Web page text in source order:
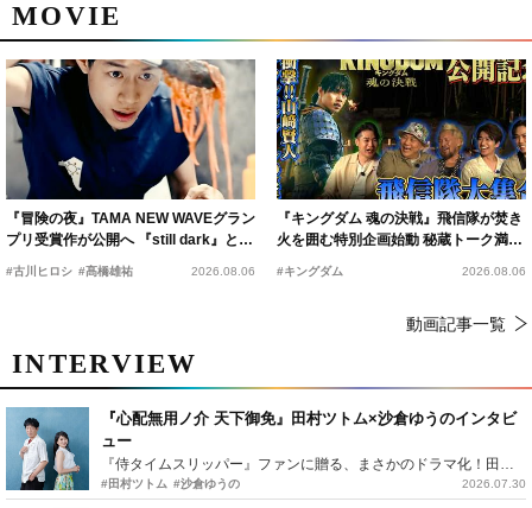
MOVIE
『冒険の夜』TAMA NEW WAVEグラン
プリ受賞作が公開へ 『still dark』と同
時上映決定
#古川ヒロシ #髙橋雄祐 2026.08.06
『キングダム 魂の決戦』飛信隊が焚き
火を囲む特別企画始動 秘蔵トーク満載
の“キングダムキャンプ”開催
#キングダム 2026.08.06
動画記事一覧
INTERVIEW
『心配無用ノ介 天下御免』田村ツトム×沙倉ゆうのインタビ
ュー
『侍タイムスリッパー』ファンに贈る、まさかのドラマ化！田村ツトム×沙倉ゆうのが語る『心配無用ノ介』撮影秘話
#田村ツトム #沙倉ゆうの 2026.07.30